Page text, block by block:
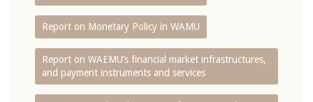
Report on Monetary Policy in WAMU
Report on WAEMU’s financial market infrastructures,
and payment instruments and services